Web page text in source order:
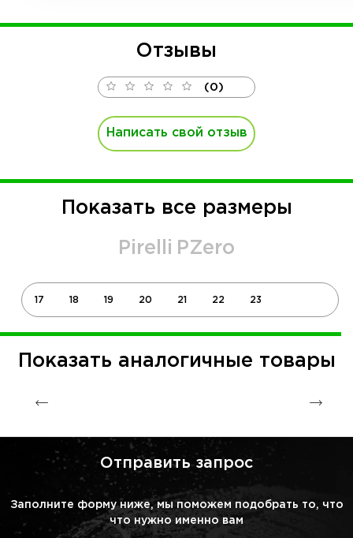
Отзывы
(0)
Написать свой отзыв
Показать все размеры
Pirelli PZero
17 18 19 20 21 22 23
Показать аналогичные товары
Отправить запрос
Заполните форму ниже, мы поможем подобрать то, что
что нужно именно вам